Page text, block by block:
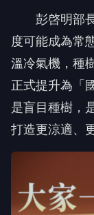
度可能成為常
溫冷氣機，種
正式提升為「
是盲目種樹，
打造更涼適、